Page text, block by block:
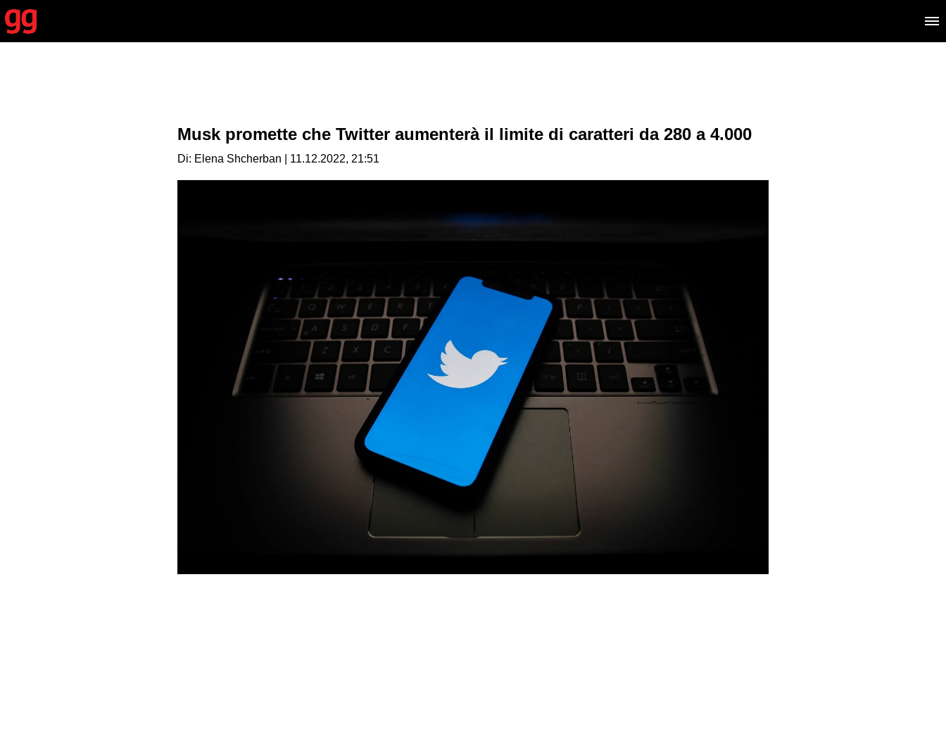
Musk promette che Twitter aumenterà il limite di caratteri da 280 a 4.000
Di: Elena Shcherban | 11.12.2022, 21:51